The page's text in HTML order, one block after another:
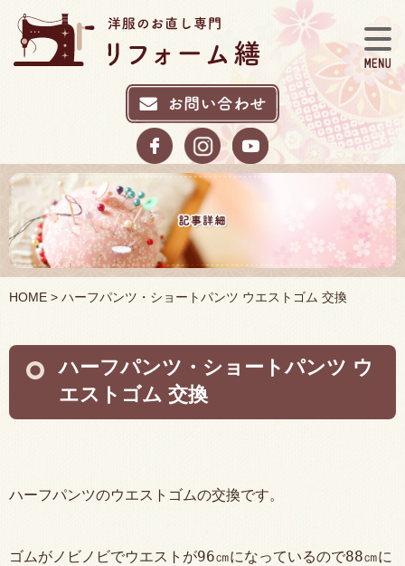
HOME > ハーフパンツ・ショートパンツ ウエストゴム 交換
ハーフパンツ・ショートパンツ ウ
エストゴム 交換
ハーフパンツのウエストゴムの交換です。
ゴムがノビノビでウエストが96㎝になっているので88㎝に